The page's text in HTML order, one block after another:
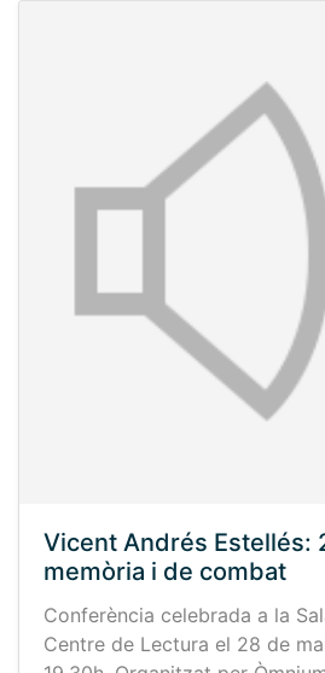
Vicent Andrés Estellés:
memòria i de combat
Conferència celebrada a la
Centre de Lectura el 28 de